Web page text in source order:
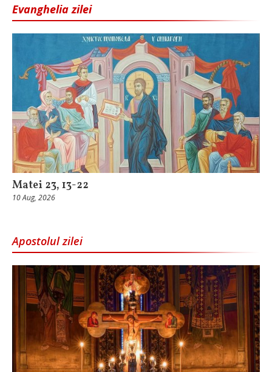
Evanghelia zilei
Matei 23, 13-22
10 Aug, 2026
Apostolul zilei